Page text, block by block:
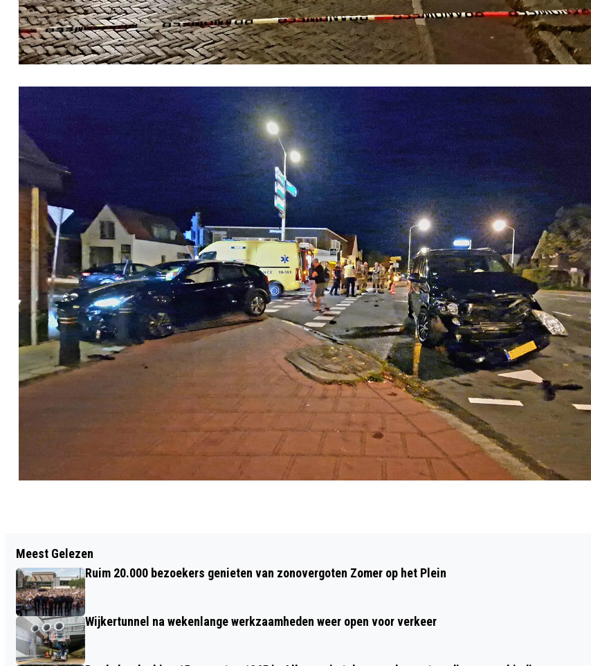
GEDROOGD GRAS IN BRAND IN
VOGELBROEDGEBIED
NA STEEKPARTIJ IN DE LANGESTRAAT
Meest Gelezen
Ruim 20.000 bezoekers genieten van zonovergoten Zomer op het Plein
Wijkertunnel na wekenlange werkzaamheden weer open voor verkeer